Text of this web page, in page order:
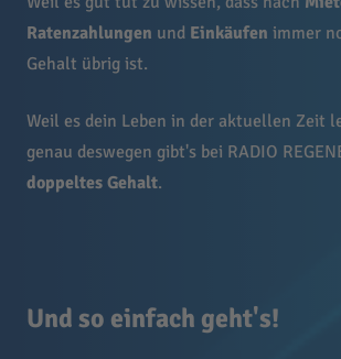
Ratenzahlungen und Einkäufen immer
Gehalt übrig ist.
Weil es dein Leben in der aktuellen Zeit
genau deswegen gibt's bei RADIO
doppeltes Gehalt.
Und so einfach geht's!